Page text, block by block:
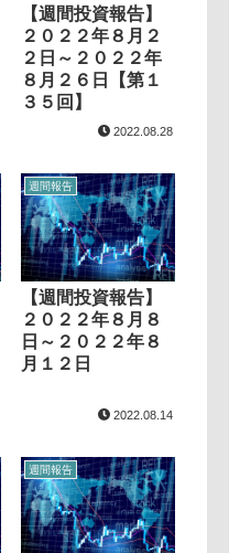
【週間投資報告】
２０２２年８月２
２日～２０２２年
８月２６日【第１
３５回】
2022.08.28
週間報告
【週間投資報告】
２０２２年８月８
日～２０２２年８
月１２日
2022.08.14
週間報告